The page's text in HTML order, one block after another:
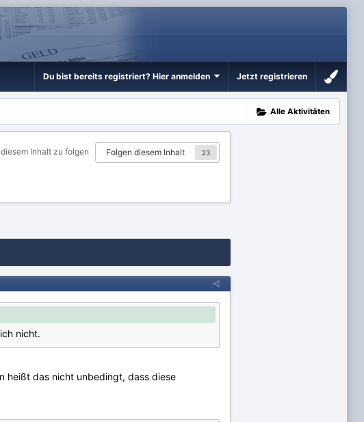
Du bist bereits registriert? Hier anmelden Jetzt registrieren
Alle Aktivitäten
Inhalt zu folgen Folgen diesem Inhalt 23
nicht.
heißt das nicht unbedingt, dass diese